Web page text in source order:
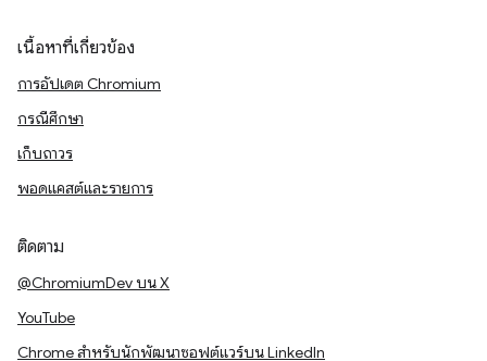
เนื้อหาที่เกี่ยวข้อง
การอัปเดต Chromium
กรณีศึกษา
เก็บถาวร
พอดแคสต์และรายการ
ติดตาม
@ChromiumDev บน X
YouTube
Chrome สำหรับนักพัฒนาซอฟต์แวร์บน LinkedIn